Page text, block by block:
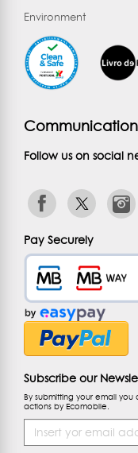
Environment
Communication
Follow us on social
Pay Securely
Subscribe our
By submitting your email
actions by Ecomobile.
Address